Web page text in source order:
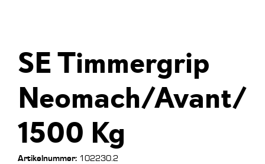
SE Timmergrip
Neomach/Avant/
1500 Kg
Artikelnummer:102230.2